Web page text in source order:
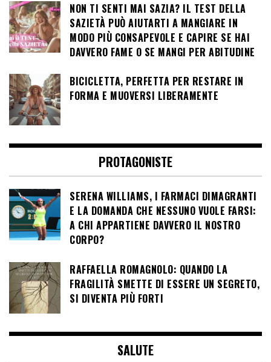
NON TI SENTI MAI SAZIA? IL TEST DELLA
SAZIETÀ PUÒ AIUTARTI A MANGIARE IN
MODO PIÙ CONSAPEVOLE E CAPIRE SE HAI
DAVVERO FAME O SE MANGI PER ABITUDINE
BICICLETTA, PERFETTA PER RESTARE IN
FORMA E MUOVERSI LIBERAMENTE
PROTAGONISTE
SERENA WILLIAMS, I FARMACI DIMAGRANTI
E LA DOMANDA CHE NESSUNO VUOLE FARSI:
A CHI APPARTIENE DAVVERO IL NOSTRO
CORPO?
RAFFAELLA ROMAGNOLO: QUANDO LA
FRAGILITÀ SMETTE DI ESSERE UN SEGRETO,
SI DIVENTA PIÙ FORTI
SALUTE